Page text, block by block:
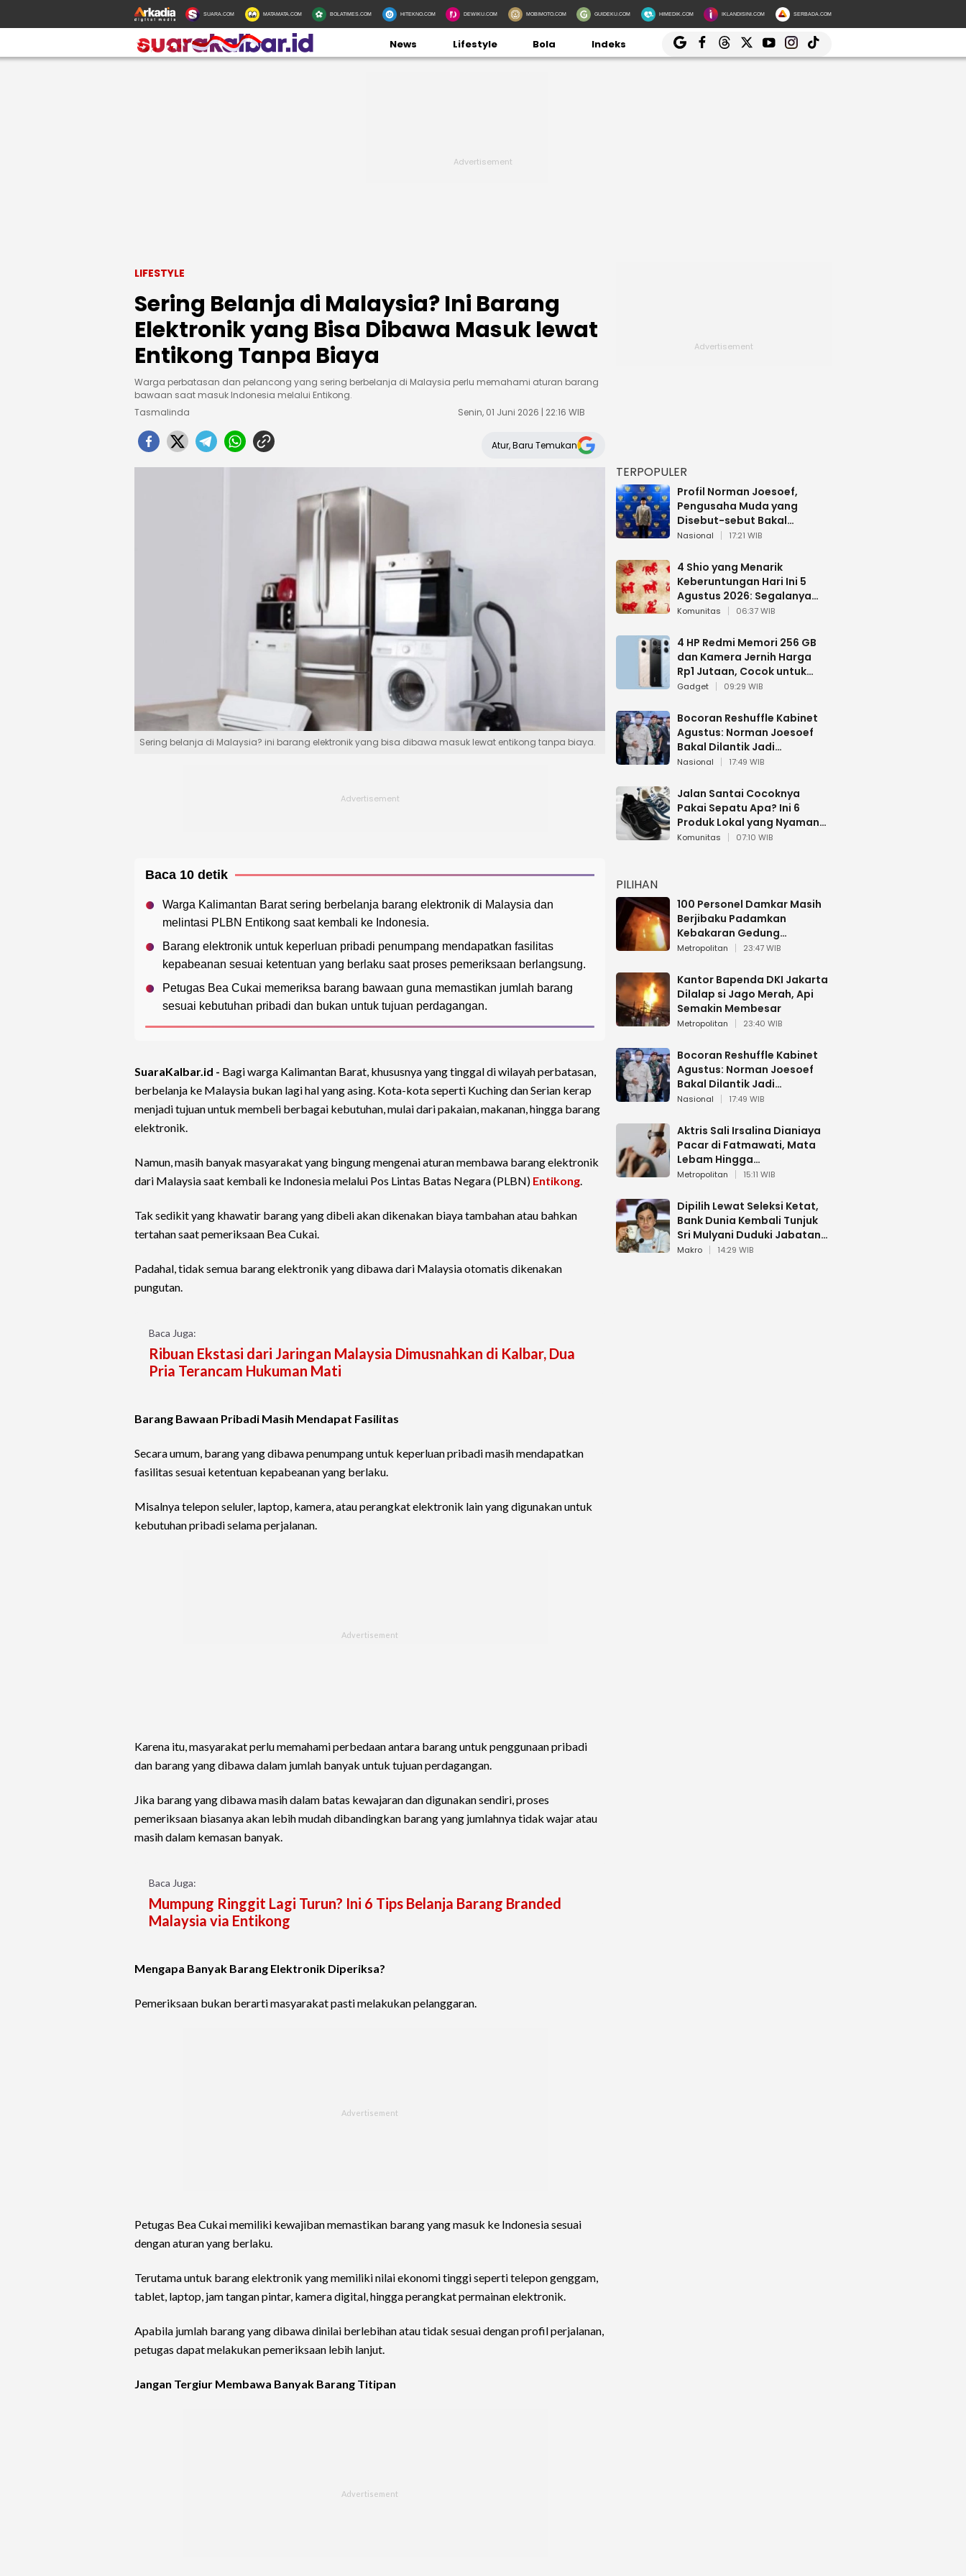
SUARA.COM MATAMATA.COM BOLATIMES.COM HITEKNO.COM DEWIKU.COM MOBIMOTO.COM GUIDEKU.COM HIMEDIK.COM IKLANDISINI.COM SERBADA.COM
News Lifestyle Bola Indeks
LIFESTYLE
Sering Belanja di Malaysia? Ini Barang
Elektronik yang Bisa Dibawa Masuk lewat
Entikong Tanpa Biaya
Warga perbatasan dan pelancong yang sering berbelanja di Malaysia perlu memahami aturan barang
bawaan saat masuk Indonesia melalui Entikong.
Tasmalinda
Senin, 01 Juni 2026 | 22:16 WIB
Atur, Baru Temukan
Sering belanja di Malaysia? ini barang elektronik yang bisa dibawa masuk lewat entikong tanpa biaya.
Baca 10 detik
Warga Kalimantan Barat sering berbelanja barang elektronik di Malaysia dan
melintasi PLBN Entikong saat kembali ke Indonesia.
Barang elektronik untuk keperluan pribadi penumpang mendapatkan fasilitas
kepabeanan sesuai ketentuan yang berlaku saat proses pemeriksaan berlangsung.
Petugas Bea Cukai memeriksa barang bawaan guna memastikan jumlah barang
sesuai kebutuhan pribadi dan bukan untuk tujuan perdagangan.
SuaraKalbar.id - Bagi warga Kalimantan Barat, khususnya yang tinggal di wilayah perbatasan,
berbelanja ke Malaysia bukan lagi hal yang asing. Kota-kota seperti Kuching dan Serian kerap
menjadi tujuan untuk membeli berbagai kebutuhan, mulai dari pakaian, makanan, hingga barang
elektronik.
Namun, masih banyak masyarakat yang bingung mengenai aturan membawa barang elektronik
dari Malaysia saat kembali ke Indonesia melalui Pos Lintas Batas Negara (PLBN) Entikong.
Tak sedikit yang khawatir barang yang dibeli akan dikenakan biaya tambahan atau bahkan
tertahan saat pemeriksaan Bea Cukai.
Padahal, tidak semua barang elektronik yang dibawa dari Malaysia otomatis dikenakan
pungutan.
Baca Juga:
Ribuan Ekstasi dari Jaringan Malaysia Dimusnahkan di Kalbar, Dua
Pria Terancam Hukuman Mati
Barang Bawaan Pribadi Masih Mendapat Fasilitas
Secara umum, barang yang dibawa penumpang untuk keperluan pribadi masih mendapatkan
fasilitas sesuai ketentuan kepabeanan yang berlaku.
Misalnya telepon seluler, laptop, kamera, atau perangkat elektronik lain yang digunakan untuk
kebutuhan pribadi selama perjalanan.
Karena itu, masyarakat perlu memahami perbedaan antara barang untuk penggunaan pribadi
dan barang yang dibawa dalam jumlah banyak untuk tujuan perdagangan.
Jika barang yang dibawa masih dalam batas kewajaran dan digunakan sendiri, proses
pemeriksaan biasanya akan lebih mudah dibandingkan barang yang jumlahnya tidak wajar atau
masih dalam kemasan banyak.
Baca Juga:
Mumpung Ringgit Lagi Turun? Ini 6 Tips Belanja Barang Branded
Malaysia via Entikong
Mengapa Banyak Barang Elektronik Diperiksa?
Pemeriksaan bukan berarti masyarakat pasti melakukan pelanggaran.
Petugas Bea Cukai memiliki kewajiban memastikan barang yang masuk ke Indonesia sesuai
dengan aturan yang berlaku.
Terutama untuk barang elektronik yang memiliki nilai ekonomi tinggi seperti telepon genggam,
tablet, laptop, jam tangan pintar, kamera digital, hingga perangkat permainan elektronik.
Apabila jumlah barang yang dibawa dinilai berlebihan atau tidak sesuai dengan profil perjalanan,
petugas dapat melakukan pemeriksaan lebih lanjut.
Jangan Tergiur Membawa Banyak Barang Titipan
TERPOPULER
Profil Norman Joesoef,
Pengusaha Muda yang
Disebut-sebut Bakal
Dilantik Jadi Wamenhan RI
Nasional 17:21 WIB
4 Shio yang Menarik
Keberuntungan Hari Ini 5
Agustus 2026: Segalanya
Berjalan Lancar
Komunitas 06:37 WIB
4 HP Redmi Memori 256 GB
dan Kamera Jernih Harga
Rp1 Jutaan, Cocok untuk
Multitasking
Gadget 09:29 WIB
Bocoran Reshuffle Kabinet
Agustus: Norman Joesoef
Bakal Dilantik Jadi
Wamenhan RI
Nasional 17:49 WIB
Jalan Santai Cocoknya
Pakai Sepatu Apa? Ini 6
Produk Lokal yang Nyaman
Buat 17 Agustusan
Komunitas 07:10 WIB
PILIHAN
100 Personel Damkar Masih
Berjibaku Padamkan
Kebakaran Gedung
Bapenda DKI
Metropolitan 23:47 WIB
Kantor Bapenda DKI Jakarta
Dilalap si Jago Merah, Api
Semakin Membesar
Metropolitan 23:40 WIB
Bocoran Reshuffle Kabinet
Agustus: Norman Joesoef
Bakal Dilantik Jadi
Wamenhan RI
Nasional 17:49 WIB
Aktris Sali Irsalina Dianiaya
Pacar di Fatmawati, Mata
Lebam Hingga
Diselamatkan Polantas
Metropolitan 15:11 WIB
Dipilih Lewat Seleksi Ketat,
Bank Dunia Kembali Tunjuk
Sri Mulyani Duduki Jabatan
Strategis
Makro 14:29 WIB